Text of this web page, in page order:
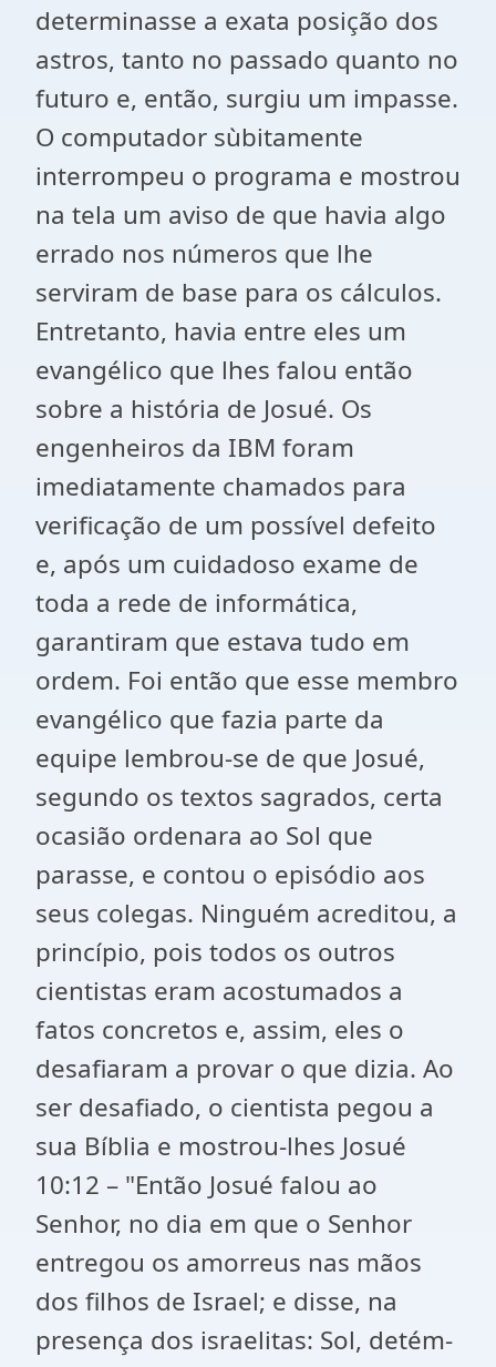
determinasse a exata posição dos
astros, tanto no passado quanto no
futuro e, então, surgiu um impasse.
O computador sùbitamente
interrompeu o programa e mostrou
na tela um aviso de que havia algo
errado nos números que lhe
serviram de base para os cálculos.
Entretanto, havia entre eles um
evangélico que lhes falou então
sobre a história de Josué. Os
engenheiros da IBM foram
imediatamente chamados para
verificação de um possível defeito
e, após um cuidadoso exame de
toda a rede de informática,
garantiram que estava tudo em
ordem. Foi então que esse membro
evangélico que fazia parte da
equipe lembrou-se de que Josué,
segundo os textos sagrados, certa
ocasião ordenara ao Sol que
parasse, e contou o episódio aos
seus colegas. Ninguém acreditou, a
princípio, pois todos os outros
cientistas eram acostumados a
fatos concretos e, assim, eles o
desafiaram a provar o que dizia. Ao
ser desafiado, o cientista pegou a
sua Bíblia e mostrou-lhes Josué
10:12 – "Então Josué falou ao
Senhor, no dia em que o Senhor
entregou os amorreus nas mãos
dos filhos de Israel; e disse, na
presença dos israelitas: Sol, detém-